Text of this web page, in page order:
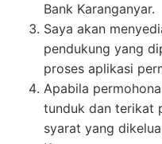
Bank Karanganyar.
Saya akan
pendukung yang
proses aplikasi
Apabila
tunduk dan terikat
syarat yang